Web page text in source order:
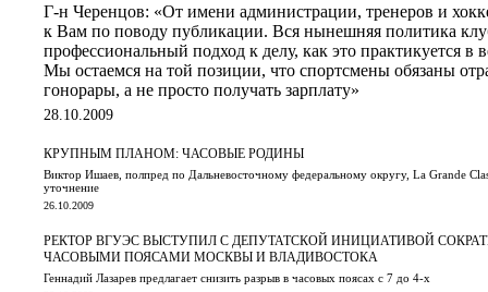
Г-н Черенцов: «От имени администрации, тренеров и
к Вам по поводу публикации. Вся нынешняя политика
профессиональный подход к делу, как это практикуется в
Мы остаемся на той позиции, что спортсмены обязаны
гонорары, а не просто получать зарплату»
28.10.2009
КРУПНЫМ ПЛАНОМ: ЧАСОВЫЕ РОДИНЫ
Виктор Ишаев, полпред по Дальневосточному федеральному округу, La Grande
уточнение
26.10.2009
РЕКТОР ВГУЭС ВЫСТУПИЛ С ДЕПУТАТСКОЙ ИНИЦИАТИВОЙ
ЧАСОВЫМИ ПОЯСАМИ МОСКВЫ И ВЛАДИВОСТОКА
Геннадий Лазарев предлагает снизить разрыв в часовых поясах с 7 до 4-х